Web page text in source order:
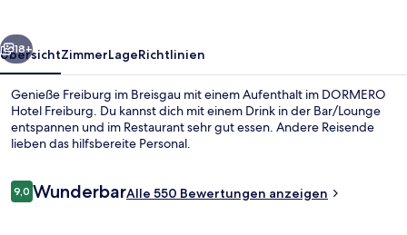
Weiter
18+
ÜbersichtZimmerLageRichtlinien
Genieße Freiburg im Breisgau mit einem Aufenthalt im DORMERO
Hotel Freiburg. Du kannst dich mit einem Drink in der Bar/Lounge
entspannen und im Restaurant sehr gut essen. Andere Reisende
lieben das hilfsbereite Personal.
Bewertungen
9,09,0 von 10.
WunderbarAlle 550 Bewertungen anzeigen